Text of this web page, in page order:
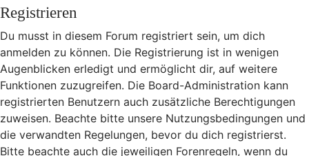
Registrieren
Du musst in diesem Forum registriert sein, um dich
anmelden zu können. Die Registrierung ist in wenigen
Augenblicken erledigt und ermöglicht dir, auf weitere
Funktionen zuzugreifen. Die Board-Administration kann
registrierten Benutzern auch zusätzliche Berechtigungen
zuweisen. Beachte bitte unsere Nutzungsbedingungen und
die verwandten Regelungen, bevor du dich registrierst.
Bitte beachte auch die jeweiligen Forenregeln, wenn du